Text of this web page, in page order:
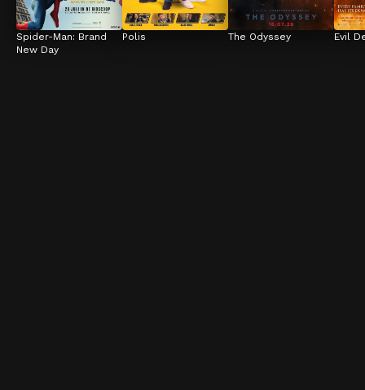
Spider-Man: Brand
New Day
Polis The Odyssey Evil